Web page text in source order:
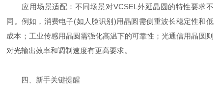
应用场景适配：不同场景对VCSEL外延晶圆的特性要求不
同。例如，消费电子(如人脸识别)用晶圆需侧重波长稳定性和低
成本；工业传感用晶圆需强化高温下的可靠性；光通信用晶圆则
对光输出效率和调制速度有更高要求。
四、新手关键提醒